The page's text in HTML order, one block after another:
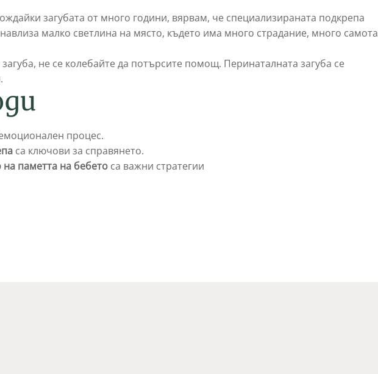
загубата от много години, вярвам, че специализираната подкрепа
малко светлина на място, където има много страдание, много самота
не се колебайте да потърсите помощ. Перинаталната загуба се
процес.
са ключови за справянето.
на паметта на бебето са важни стратегии